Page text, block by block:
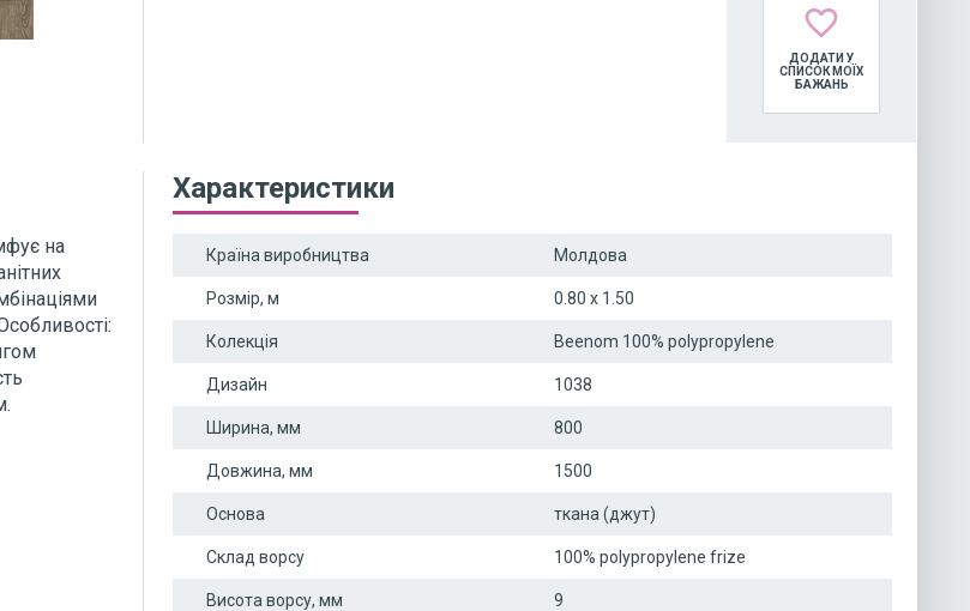
favorite_border
ДОДАТИ У
СПИСОК МОЇХ
БАЖАНЬ
на
Характеристики
Країна виробництва Молдова
Розмір, м 0.80 x 1.50
Колекція Beenom 100% polypropylene
Дизайн 1038
Ширина, мм 800
Довжина, мм 1500
Основа ткана (джут)
Склад ворсу 100% polypropylene frize
Висота ворсу, мм 9